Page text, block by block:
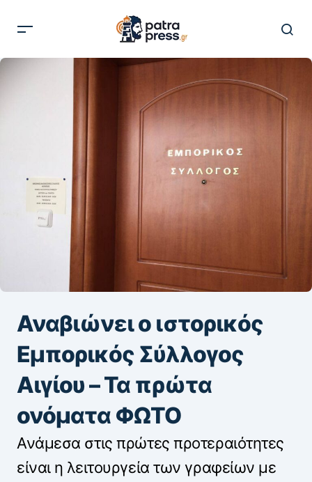
Αναβιώνει ο ιστορικός
Εμπορικός Σύλλογος
Αιγίου – Τα πρώτα
ονόματα ΦΩΤΟ
Ανάμεσα στις πρώτες προτεραιότητες
είναι η λειτουργεία των γραφείων με